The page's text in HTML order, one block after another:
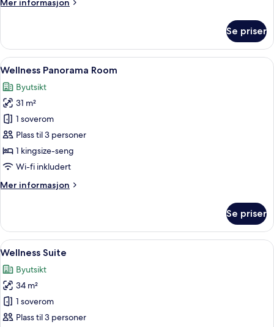
Mer informasjon
Room
Se priser
Åpne
alle
bildene
av
Wellness
Panorama
Room
Wellness Panorama Room | Safe
6
Wellness Panorama Room
Byutsikt
31 m²
1 soverom
Plass til 3 personer
1 kingsize-seng
Wi-fi inkludert
Mer informasjon
Mer
Panorama
Room
Se priser
Åpne
alle
bildene
av
Wellness
Suite
Wellness Suite | Safe på rommet,
4
Wellness Suite
Byutsikt
34 m²
1 soverom
Plass til 3 personer